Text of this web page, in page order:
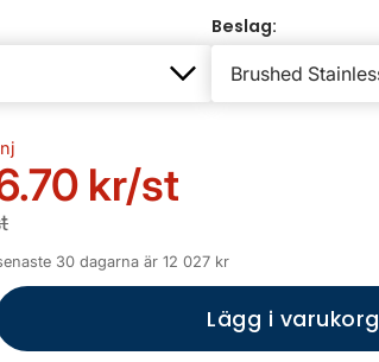
Beslag:
kr/st
30 dagarna är 12 027 kr
Lägg i varukorg